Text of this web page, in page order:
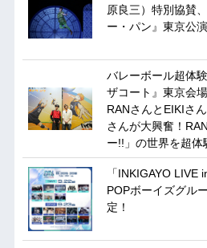
原良三）特別協賛
ー・パン』東京公
バレーボール超体
ザコート』東京会
RANさんとEIKIさ
さんが大興奮！
ー!!」の世界を超体
「INKIGAYO LIVE
POPボーイズグル
定！